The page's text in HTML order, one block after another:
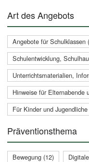
Art des Angebots
Angebote für Schulklassen
Schulentwicklung,
Unterrichtsmaterialien,
Hinweise für Elternabende
Für Kinder und
Präventionsthema
Bewegung (12)